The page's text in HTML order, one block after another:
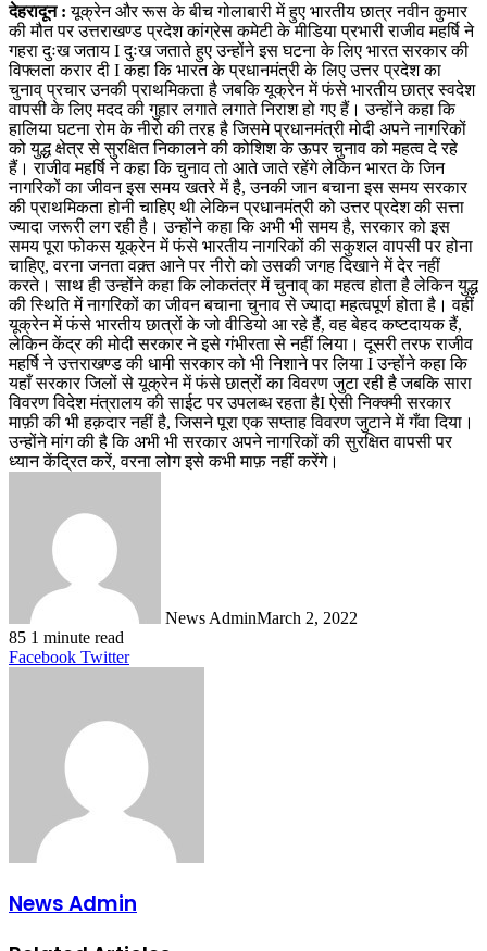
देहरादून : यूक्रेन और रूस के बीच गोलाबारी में हुए भारतीय छात्र नवीन कुमार
की मौत पर उत्तराखण्ड प्रदेश कांग्रेस कमेटी के मीडिया प्रभारी राजीव महर्षि ने
गहरा दुःख जताय I दुःख जताते हुए उन्होंने इस घटना के लिए भारत सरकार की
विफ्लता करार दी I कहा कि भारत के प्रधानमंत्री के लिए उत्तर प्रदेश का
चुनाव् प्रचार उनकी प्राथमिकता है जबकि यूक्रेन में फंसे भारतीय छात्र स्वदेश
वापसी के लिए मदद की गुहार लगाते लगाते निराश हो गए हैं। उन्होंने कहा कि
हालिया घटना रोम के नीरो की तरह है जिसमे प्रधानमंत्री मोदी अपने नागरिकों
को युद्ध क्षेत्र से सुरक्षित निकालने की कोशिश के ऊपर चुनाव को महत्व दे रहे
हैं। राजीव महर्षि ने कहा कि चुनाव तो आते जाते रहेंगे लेकिन भारत के जिन
नागरिकों का जीवन इस समय खतरे में है, उनकी जान बचाना इस समय सरकार
की प्राथमिकता होनी चाहिए थी लेकिन प्रधानमंत्री को उत्तर प्रदेश की सत्ता
ज्यादा जरूरी लग रही है। उन्होंने कहा कि अभी भी समय है, सरकार को इस
समय पूरा फोकस यूक्रेन में फंसे भारतीय नागरिकों की सकुशल वापसी पर होना
चाहिए, वरना जनता वक़्त आने पर नीरो को उसकी जगह दिखाने में देर नहीं
करते। साथ ही उन्होंने कहा कि लोकतंत्र में चुनाव् का महत्व होता है लेकिन युद्ध
की स्थिति में नागरिकों का जीवन बचाना चुनाव से ज्यादा महत्वपूर्ण होता है। वहीं
यूक्रेन में फंसे भारतीय छात्रों के जो वीडियो आ रहे हैं, वह बेहद कष्टदायक हैं,
लेकिन केंद्र की मोदी सरकार ने इसे गंभीरता से नहीं लिया। दूसरी तरफ राजीव
महर्षि ने उत्तराखण्ड की धामी सरकार को भी निशाने पर लिया I उन्होंने कहा कि
यहाँ सरकार जिलों से यूक्रेन में फंसे छात्रोंं का विवरण जुटा रही है जबकि सारा
विवरण विदेश मंत्रालय की साईट पर उपलब्ध रहता हैI ऐसी निक्क्मी सरकार
माफ़ी की भी हक़दार नहीं है, जिसने पूरा एक सप्ताह विवरण जुटाने में गँवा दिया।
उन्होंने मांग की है कि अभी भी सरकार अपने नागरिकों की सुरक्षित वापसी पर
ध्यान केंद्रित करें, वरना लोग इसे कभी माफ़ नहीं करेंगे।
News AdminMarch 2, 2022
85 1 minute read
Facebook TwitterLinkedIn
Tumblr
Pinterest
Reddit
VKontakte
Share
Print
News Admin